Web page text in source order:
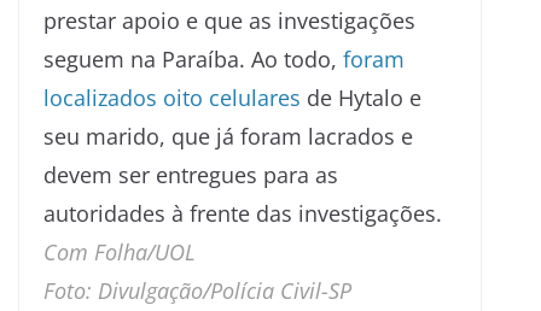
prestar apoio e que as investigações
seguem na Paraíba. Ao todo, foram
localizados oito celulares de Hytalo e
seu marido, que já foram lacrados e
devem ser entregues para as
autoridades à frente das investigações.
Com Folha/UOL
Foto: Divulgação/Polícia Civil-SP